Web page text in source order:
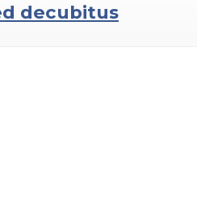
decubitus